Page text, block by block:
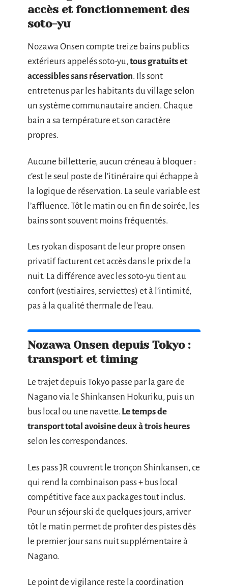
accès et fonctionnement des
soto-yu
Nozawa Onsen compte treize bains publics
extérieurs appelés soto-yu,tous gratuits et
accessibles sans réservation. Ils sont
entretenus par les habitants du village selon
un système communautaire ancien. Chaque
bain a sa température et son caractère
propres.
Aucune billetterie, aucun créneau à bloquer :
c’est le seul poste de l’itinéraire qui échappe à
la logique de réservation. La seule variable est
l’affluence. Tôt le matin ou en fin de soirée, les
bains sont souvent moins fréquentés.
Les ryokan disposant de leur propre onsen
privatif facturent cet accès dans le prix de la
nuit. La différence avec les soto-yu tient au
confort (vestiaires, serviettes) et à l’intimité,
pas à la qualité thermale de l’eau.
Nozawa Onsen depuis Tokyo :
transport et timing
Le trajet depuis Tokyo passe par la gare de
Nagano via le Shinkansen Hokuriku, puis un
bus local ou une navette. Le temps de
transport total avoisine deux à trois heures
selon les correspondances.
Les pass JR couvrent le tronçon Shinkansen, ce
qui rend la combinaison pass + bus local
compétitive face aux packages tout inclus.
Pour un séjour ski de quelques jours, arriver
tôt le matin permet de profiter des pistes dès
le premier jour sans nuit supplémentaire à
Nagano.
Le point de vigilance reste la coordination